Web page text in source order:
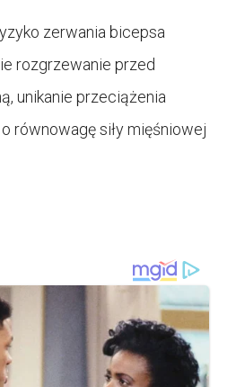
zerwania bicepsa
rozgrzewanie przed
unikanie przeciążenia
równowagę siły mięśniowej